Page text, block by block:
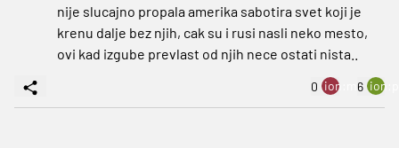
nije slucajno propala amerika sabotira svet koji je
krenu dalje bez njih, cak su i rusi nasli neko mesto,
ovi kad izgube prevlast od njih nece ostati nista..
0 ion:minus
6